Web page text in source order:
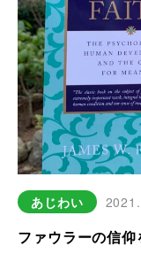
あじわい
ファウラーの信